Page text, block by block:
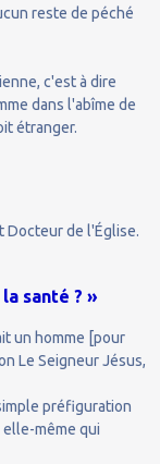
reste de péché
c'est à dire
dans l'abîme de
étranger.
Docteur de l'Église.
santé ? »
un homme [pour
Le Seigneur Jésus,
préfiguration
même qui